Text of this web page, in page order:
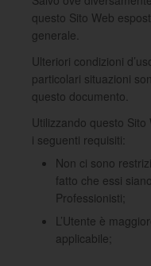
questo Sito Web
generale.
Ulteriori condizioni
particolari situazioni
questo documento.
Utilizzando questo Sito
i seguenti requisiti:
Non ci sono
fatto che essi
Professionisti;
L’Utente è
applicabile;